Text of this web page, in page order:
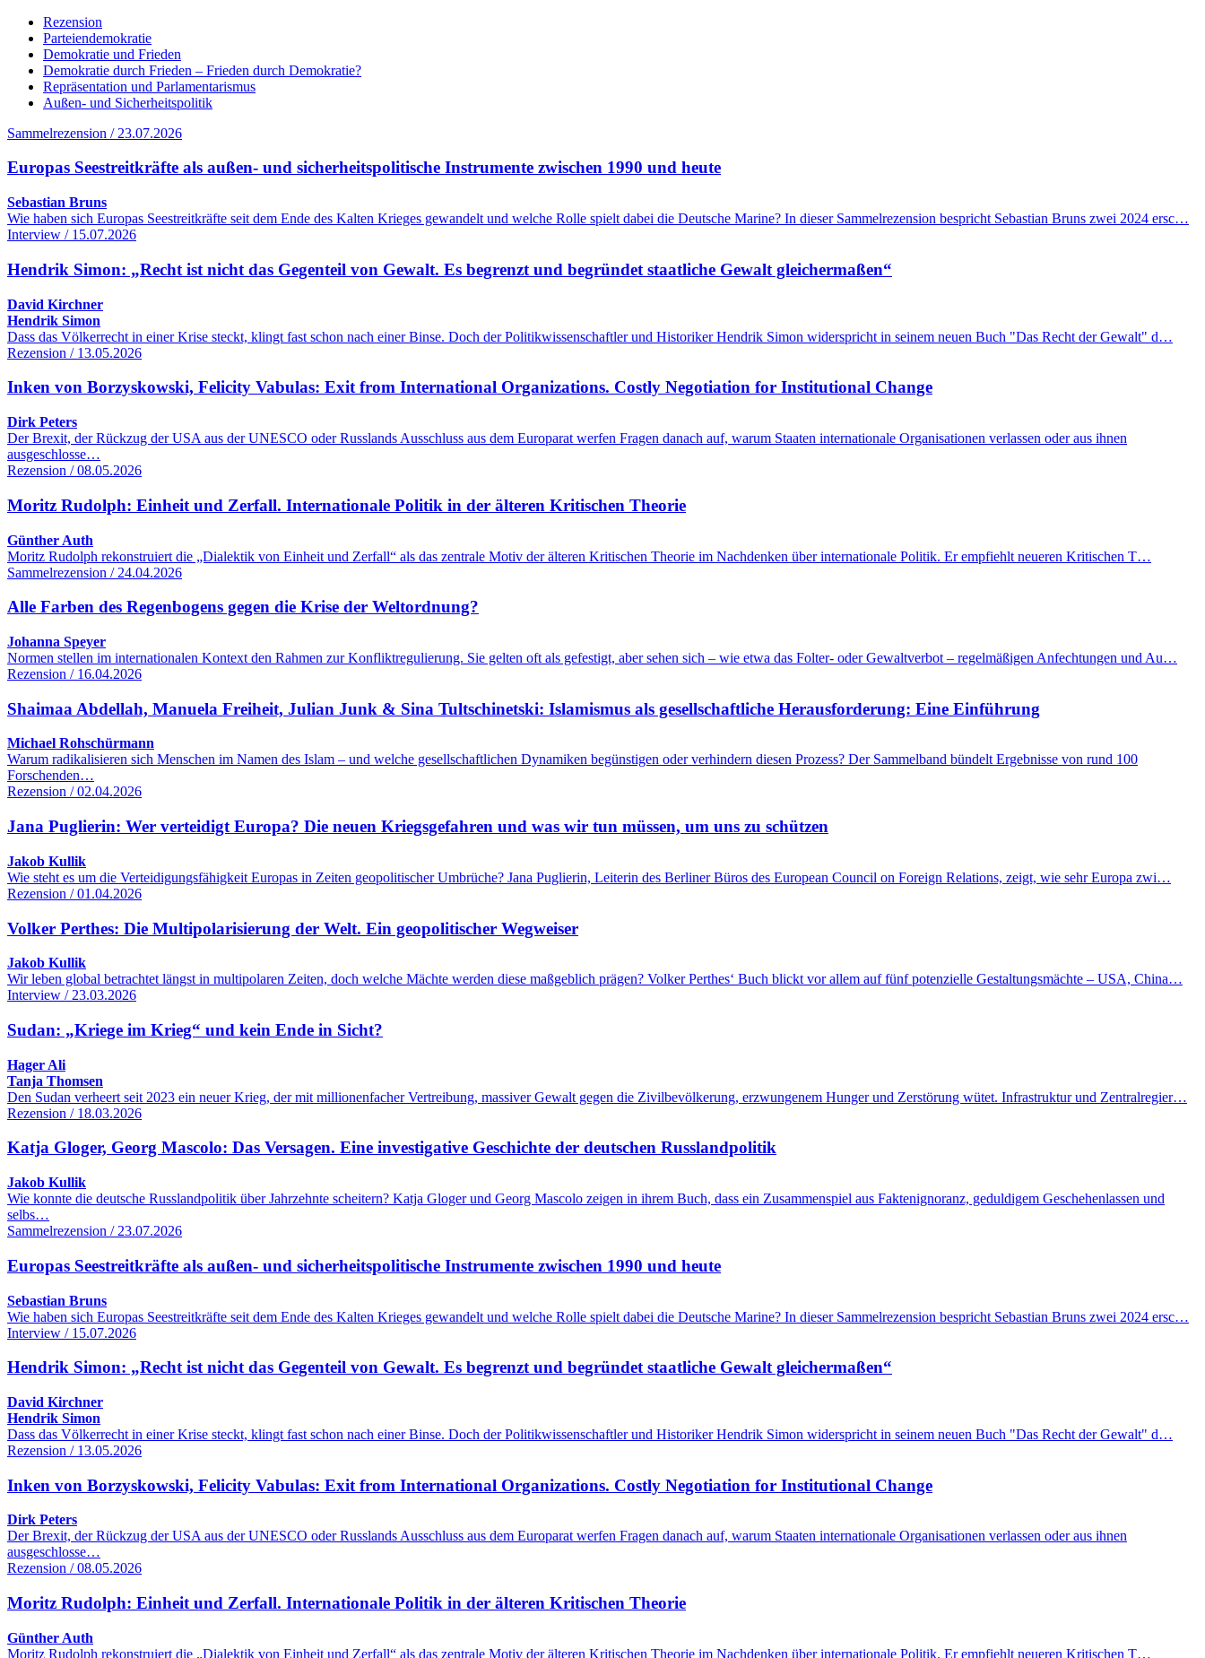
Rezension
Parteiendemokratie
Demokratie und Frieden
Demokratie durch Frieden – Frieden durch Demokratie?
Repräsentation und Parlamentarismus
Außen- und Sicherheitspolitik
Sammelrezension / 23.07.2026
Europas Seestreitkräfte als außen- und sicherheitspolitische Instrumente zwischen 1990 und heute
Sebastian Bruns
Wie haben sich Europas Seestreitkräfte seit dem Ende des Kalten Krieges gewandelt und welche Rolle spielt dabei die Deutsche Marine? In dieser Sammelrezension bespricht Sebastian Bruns zwei 2024 ersc…
Interview / 15.07.2026
Hendrik Simon: „Recht ist nicht das Gegenteil von Gewalt. Es begrenzt und begründet staatliche Gewalt gleichermaßen“
David Kirchner
Hendrik Simon
Dass das Völkerrecht in einer Krise steckt, klingt fast schon nach einer Binse. Doch der Politikwissenschaftler und Historiker Hendrik Simon widerspricht in seinem neuen Buch "Das Recht der Gewalt" d…
Rezension / 13.05.2026
Inken von Borzyskowski, Felicity Vabulas: Exit from International Organizations. Costly Negotiation for Institutional Change
Dirk Peters
Der Brexit, der Rückzug der USA aus der UNESCO oder Russlands Ausschluss aus dem Europarat werfen Fragen danach auf, warum Staaten internationale Organisationen verlassen oder aus ihnen
ausgeschlosse…
Rezension / 08.05.2026
Moritz Rudolph: Einheit und Zerfall. Internationale Politik in der älteren Kritischen Theorie
Günther Auth
Moritz Rudolph rekonstruiert die „Dialektik von Einheit und Zerfall“ als das zentrale Motiv der älteren Kritischen Theorie im Nachdenken über internationale Politik. Er empfiehlt neueren Kritischen T…
Sammelrezension / 24.04.2026
Alle Farben des Regenbogens gegen die Krise der Weltordnung?
Johanna Speyer
Normen stellen im internationalen Kontext den Rahmen zur Konfliktregulierung. Sie gelten oft als gefestigt, aber sehen sich – wie etwa das Folter- oder Gewaltverbot – regelmäßigen Anfechtungen und Au…
Rezension / 16.04.2026
Shaimaa Abdellah, Manuela Freiheit, Julian Junk & Sina Tultschinetski: Islamismus als gesellschaftliche Herausforderung: Eine Einführung
Michael Rohschürmann
Warum radikalisieren sich Menschen im Namen des Islam – und welche gesellschaftlichen Dynamiken begünstigen oder verhindern diesen Prozess? Der Sammelband bündelt Ergebnisse von rund 100
Forschenden…
Rezension / 02.04.2026
Jana Puglierin: Wer verteidigt Europa? Die neuen Kriegsgefahren und was wir tun müssen, um uns zu schützen
Jakob Kullik
Wie steht es um die Verteidigungsfähigkeit Europas in Zeiten geopolitischer Umbrüche? Jana Puglierin, Leiterin des Berliner Büros des European Council on Foreign Relations, zeigt, wie sehr Europa zwi…
Rezension / 01.04.2026
Volker Perthes: Die Multipolarisierung der Welt. Ein geopolitischer Wegweiser
Jakob Kullik
Wir leben global betrachtet längst in multipolaren Zeiten, doch welche Mächte werden diese maßgeblich prägen? Volker Perthes‘ Buch blickt vor allem auf fünf potenzielle Gestaltungsmächte – USA, China…
Interview / 23.03.2026
Sudan: „Kriege im Krieg“ und kein Ende in Sicht?
Hager Ali
Tanja Thomsen
Den Sudan verheert seit 2023 ein neuer Krieg, der mit millionenfacher Vertreibung, massiver Gewalt gegen die Zivilbevölkerung, erzwungenem Hunger und Zerstörung wütet. Infrastruktur und Zentralregier…
Rezension / 18.03.2026
Katja Gloger, Georg Mascolo: Das Versagen. Eine investigative Geschichte der deutschen Russlandpolitik
Jakob Kullik
Wie konnte die deutsche Russlandpolitik über Jahrzehnte scheitern? Katja Gloger und Georg Mascolo zeigen in ihrem Buch, dass ein Zusammenspiel aus Faktenignoranz, geduldigem Geschehenlassen und
selbs…
Sammelrezension / 23.07.2026
Europas Seestreitkräfte als außen- und sicherheitspolitische Instrumente zwischen 1990 und heute
Sebastian Bruns
Wie haben sich Europas Seestreitkräfte seit dem Ende des Kalten Krieges gewandelt und welche Rolle spielt dabei die Deutsche Marine? In dieser Sammelrezension bespricht Sebastian Bruns zwei 2024 ersc…
Interview / 15.07.2026
Hendrik Simon: „Recht ist nicht das Gegenteil von Gewalt. Es begrenzt und begründet staatliche Gewalt gleichermaßen“
David Kirchner
Hendrik Simon
Dass das Völkerrecht in einer Krise steckt, klingt fast schon nach einer Binse. Doch der Politikwissenschaftler und Historiker Hendrik Simon widerspricht in seinem neuen Buch "Das Recht der Gewalt" d…
Rezension / 13.05.2026
Inken von Borzyskowski, Felicity Vabulas: Exit from International Organizations. Costly Negotiation for Institutional Change
Dirk Peters
Der Brexit, der Rückzug der USA aus der UNESCO oder Russlands Ausschluss aus dem Europarat werfen Fragen danach auf, warum Staaten internationale Organisationen verlassen oder aus ihnen
ausgeschlosse…
Rezension / 08.05.2026
Moritz Rudolph: Einheit und Zerfall. Internationale Politik in der älteren Kritischen Theorie
Günther Auth
Moritz Rudolph rekonstruiert die „Dialektik von Einheit und Zerfall“ als das zentrale Motiv der älteren Kritischen Theorie im Nachdenken über internationale Politik. Er empfiehlt neueren Kritischen T…